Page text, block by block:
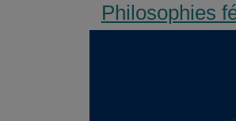
Philosophies